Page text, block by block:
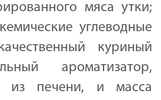
мяса утки;
углеводные
куриный
ароматизатор,
из печени, и масса